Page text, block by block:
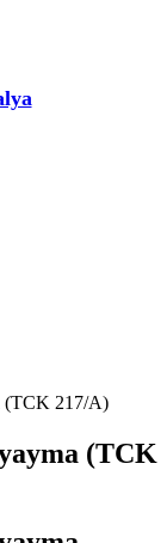
(TCK 217/A)
(TCK